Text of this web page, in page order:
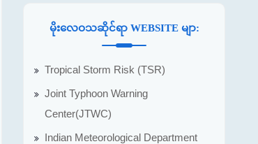
မိုးလေဝသဆိုင်ရာ WEBSITE မျာ:
Tropical Storm Risk (TSR)
Joint Typhoon Warning
Center(JTWC)
Indian Meteorological Department